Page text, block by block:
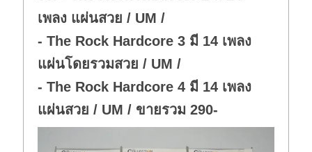
เพลง แผ่นสวย / UM /
- The Rock Hardcore 3 มี 14 เพลง
แผ่นโดยรวมสวย / UM /
- The Rock Hardcore 4 มี 14 เพลง
แผ่นสวย / UM / ขายรวม 290-